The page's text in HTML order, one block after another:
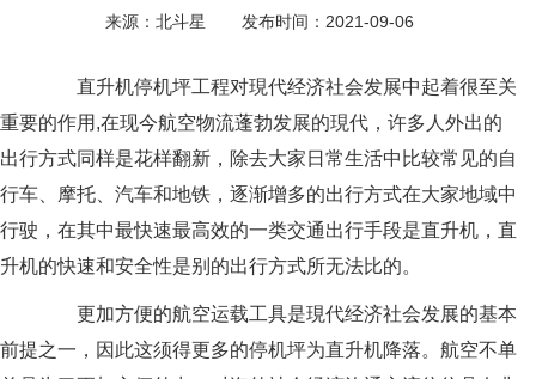
来源：北斗星 发布时间：2021-09-06
直升机停机坪工程对現代经济社会发展中起着很至关
重要的作用,在现今航空物流蓬勃发展的現代，许多人外出的
出行方式同样是花样翻新，除去大家日常生活中比较常见的自
行车、摩托、汽车和地铁，逐渐增多的出行方式在大家地域中
行驶，在其中最快速最高效的一类交通出行手段是直升机，直
升机的快速和安全性是别的出行方式所无法比的。
更加方便的航空运载工具是現代经济社会发展的基本
前提之一，因此这须得更多的停机坪为直升机降落。航空不单